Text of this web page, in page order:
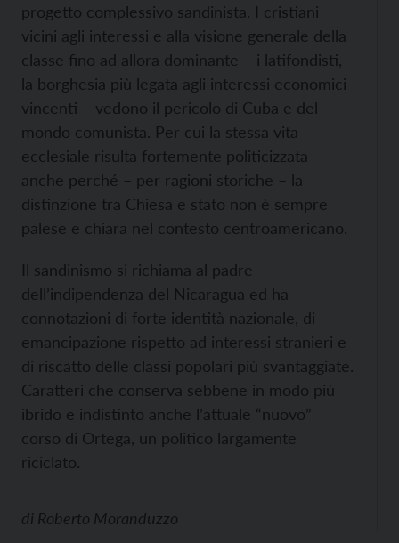
progetto complessivo sandinista. I cristiani
vicini agli interessi e alla visione generale della
classe fino ad allora dominante – i latifondisti,
la borghesia più legata agli interessi economici
vincenti – vedono il pericolo di Cuba e del
mondo comunista. Per cui la stessa vita
ecclesiale risulta fortemente politicizzata
anche perché – per ragioni storiche – la
distinzione tra Chiesa e stato non è sempre
palese e chiara nel contesto centroamericano.
Il sandinismo si richiama al padre
dell’indipendenza del Nicaragua ed ha
connotazioni di forte identità nazionale, di
emancipazione rispetto ad interessi stranieri e
di riscatto delle classi popolari più svantaggiate.
Caratteri che conserva sebbene in modo più
ibrido e indistinto anche l’attuale “nuovo”
corso di Ortega, un politico largamente
riciclato.
di Roberto Moranduzzo